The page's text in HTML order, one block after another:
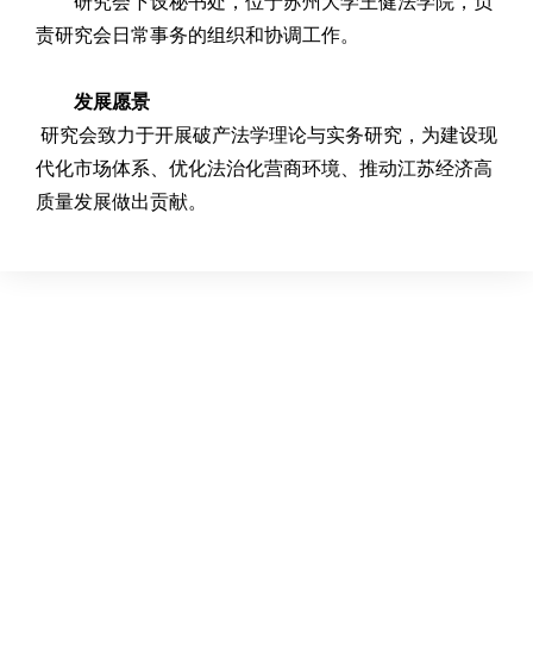
责研究会日常事务的组织和协调工作。
发展愿景
研究会致力于开展破产法学理论与实务研究，为建设现
代化市场体系、优化法治化营商环境、推动江苏经济高
质量发展做出贡献。